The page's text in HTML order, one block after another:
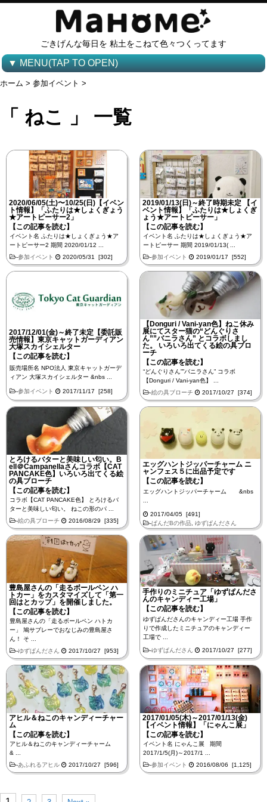
ごきげんな毎日を 粘土をこねて色々つくってます
▼ MENU(TAP TO OPEN)
ホーム > 参加イベント >
「 ねこ 」 一覧
2020/06/05(土)〜10/25(日)【イベン
ト情報】「ふたりは★しょくぎょう
★アートピーサー2」
【この記事を読む】
イベント名 ふたりは★しょくぎょう★ア
ートピーサー2 期間 2020/01/12 ...
2020/05/31 [302]
-参加イベント
2019/01/13(日)～終了時期未定 【イ
ベント情報】「ふたりは★しょくぎ
ょう★アートピーサー」
【この記事を読む】
イベント名 ふたりは★しょくぎょう★ア
ートピーサー 期間 2019/01/13( ...
2019/01/17 [552]
-参加イベント
2017/12/01(金)～終了未定【委託販
売情報】東京キャットガーディアン
大塚スカイシェルター
【この記事を読む】
販売場所名 NPO法人 東京キャットガーデ
ィアン 大塚スカイシェルター &nbs ...
2017/11/17 [258]
-参加イベント
【Donguri / Vani-yan色】ねこ休み
展にてスター猫の“どんぐりさ
ん””バニラさん” とコラボしまし
た。 いろいろ出てくる絵の具ブロ
ーチ
【この記事を読む】
“どんぐりさん””バニラさん” コラボ
【Donguri / Vani-yan色】 ...
2017/10/27 [374]
-絵の具ブローチ
とろけるバターと美味しい匂い。B
ell＠Campanellaさんコラボ【CAT
PANCAKE色】いろいろ出てくる絵
の具ブローチ
【この記事を読む】
コラボ【CAT PANCAKE色】 とろけるバ
ターと美味しい匂い。 ねこの形のパ ...
2016/08/29 [335]
-絵の具ブローチ
エッグハントジッパーチャーム ニ
ャンフェス５に出品予定です
【この記事を読む】
エッグハントジッパーチャーム &nbs
...
2017/04/05 [491]
-ぱんだBの作品 ,ゆずぱんださん
豊島屋さんの「走るボールペン ハ
トカー」をカスタマイズして「第一
回はとカップ」を開催しました。
【この記事を読む】
豊島屋さんの「走るボールペン ハトカ
ー」 鳩サブレーでおなじみの豊島屋さ
ん！ そ ...
2017/10/27 [953]
-ゆずぱんださん
手作りのミニチュア「ゆずぱんださ
んのキャンディー工場」
【この記事を読む】
ゆずぱんださんのキャンディー工場 手作
りで作成したミニチュアのキャンディー
工場で ...
2017/10/27 [277]
-ゆずぱんださん
アヒル＆ねこのキャンディーチャー
ム
【この記事を読む】
アヒル＆ねこのキャンディーチャーム
& ...
2017/10/27 [596]
-あふれるアヒル
2017/01/05(木)～2017/01/13(金)
【イベント情報】「にゃんこ展」
【この記事を読む】
イベント名 にゃんこ展 期間
2017/1/5(月)～2017/1 ...
2016/08/06 [1,125]
-参加イベント